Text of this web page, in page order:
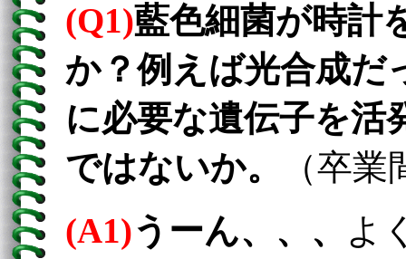
(Q1)藍色細菌が時計
か？例えば光合成だ
に必要な遺伝子を活
ではないか。
（卒
(A1)うーん、、、
よ